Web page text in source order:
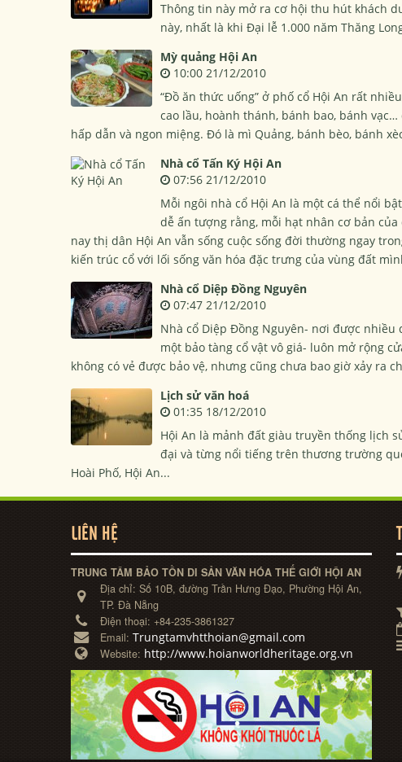
Thông tin này mở ra cơ hội thu hút khách
này, nhất là khi Đại lễ 1.000 năm Thăng
Mỳ quảng Hội An
10:00 21/12/2010
“Ðồ ăn thức uống” ở phố cổ Hội An rất
cao lầu, hoành thánh, bánh bao, bánh
hấp dẫn và ngon miệng. Ðó là mì Quảng, bánh bèo, bánh
Nhà cổ Tấn Ký Hội An
07:56 21/12/2010
Mỗi ngôi nhà cổ Hội An là một cá thể nổi
dễ ấn tượng rằng, mỗi hạt nhân cơ bản
nay thị dân Hội An vẫn sống cuộc sống đời thường ngay
kiến trúc cổ với lối sống văn hóa đặc trưng của vùng đất
Nhà cổ Diệp Đồng Nguyên
07:47 21/12/2010
Nhà cổ Diệp Đồng Nguyên- nơi được
một bảo tàng cổ vật vô giá- luôn mở rộng
không có vẻ được bảo vệ, nhưng cũng chưa bao giờ xảy ra
Lịch sử văn hoá
01:35 18/12/2010
Hội An là mảnh đất giàu truyền thống lịch
đại và từng nổi tiếng trên thương trường
Hoài Phố, Hội An...
LIÊN HỆ
TRUNG TÂM BẢO TỒN DI SẢN VĂN HÓA THẾ GIỚI HỘI AN
Địa chỉ: Số 10B, đường Trần Hưng Đạo, Phường Hội An,
TP. Đà Nẵng
Điện thoại: +84-235-3861327
Email: Trungtamvhtthoian@gmail.com
Website: http://www.hoianworldheritage.org.vn